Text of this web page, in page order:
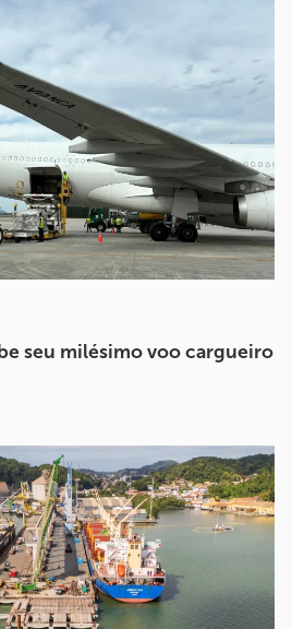
seu milésimo voo cargueiro